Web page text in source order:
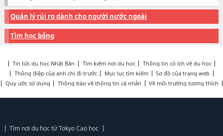
Quản lý rủi ro dành cho người nước ngoài
Tìm học bổng
Tin tức du học Nhật Bản Tìm kiếm nơi du học
Thông tin có ích về du học
Thông điệp của anh chị đi trước
Mục lục tìm kiếm
Sơ đồ của trang web
Quy ước sử dụng
Thông báo về thông tin cá nhân Về môi trường tương thích
Tìm nơi du học từ Tokyo Cao học